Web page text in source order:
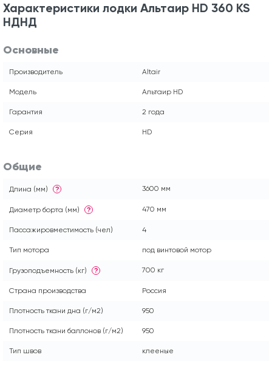
Характеристики лодки Альтаир HD 360 KS
НДНД
Основные
Производитель Altair
Модель Альтаир HD
Гарантия 2 года
Серия HD
Общие
Длина (мм) ? 3600 мм
Диаметр борта (мм) ? 470 мм
Пассажировместимость (чел) 4
Тип мотора под винтовой мотор
Грузоподъемность (кг) ? 700 кг
Страна производства Россия
Плотность ткани дна (г/м2) 950
Плотность ткани баллонов (г/м2) 950
Тип швов клееные